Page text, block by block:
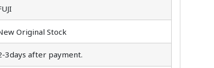
Original Stock
3days after payment.